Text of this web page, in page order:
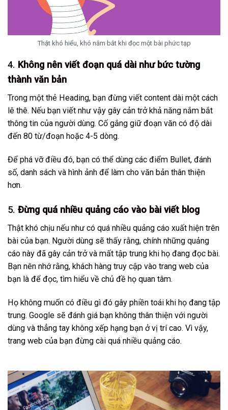
Thật khó hiểu, khó nắm bắt khi đọc một bài phức tạp
4. Không nên viết đoạn quá dài như bức tường
thành văn bản
Trong một thẻ Heading, bạn đừng viết content dài một cách
lê thê. Nếu bạn viết như vậy gây cản trở khả năng nắm bắt
thông tin của người dùng. Cố gắng giữ đoạn văn có độ dài
đến 80 từ/đoạn hoặc 4-5 dòng.
Để phá vỡ điều đó, bạn có thể dùng các điểm Bullet, đánh
số, danh sách và hình ảnh để làm cho văn bản thân thiện
hơn.
5. Đừng quá nhiều quảng cáo vào bài viết blog
Thật khó chịu nếu như có quá nhiều quảng cáo xuất hiện trên
bài của bạn. Người dùng sẽ thấy rằng, chính những quảng
cáo này đã gây cản trở và mất tập trung khi họ đang đọc bài.
Bạn nên nhớ rằng, khách hàng truy cập vào trang web của
bạn là để đọc, tìm hiểu về chủ đề họ quan tâm.
Họ không muốn có điều gì đó gây phiền toái khi họ đang tập
trung. Google sẽ đánh giá bạn không thân thiện với người
dùng và thẳng tay không xếp hạng bạn ở vị trí cao. Vì vậy,
trang web của bạn đừng cài quá nhiều quảng cáo.